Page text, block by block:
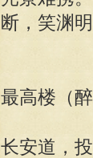
断，笑渊
最高楼（
长安道，